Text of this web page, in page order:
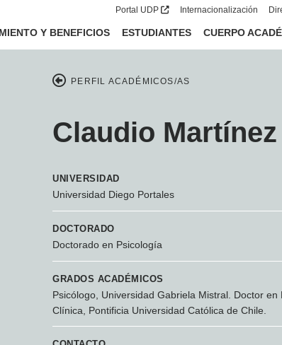
Portal UDP Internacionalización
Y BENEFICIOS ESTUDIANTES CUERPO
PERFIL ACADÉMICOS/AS
Claudio Martínez
UNIVERSIDAD
Universidad Diego Portales
DOCTORADO
Doctorado en Psicología
GRADOS ACADÉMICOS
Psicólogo, Universidad Gabriela Mistral. Doctor
Clínica, Pontificia Universidad Católica de Chile.